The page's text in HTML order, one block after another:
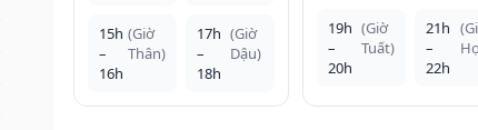
15h
–
16h
(Giờ
Thân)
17h
–
18h
(Giờ
Dậu)
19h
–
20h
(Giờ
Tuất)
21h
–
22h